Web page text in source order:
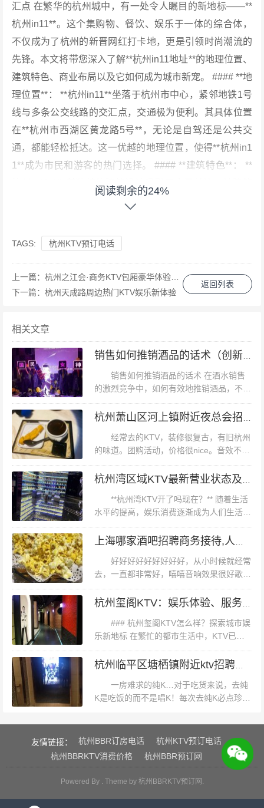
汇点 在繁华的杭州城中，有一处令人瞩目的新地标——**
杭州in11**。这个集购物、餐饮、娱乐于一体的综合体，
不仅成为了杭州的新晋网红打卡地，更是引领时尚潮流的
先锋。本文将带您深入了解**杭州in11地址**的地理位置、
建筑特色、商业布局以及它如何成为城市新宠。 #### **地
理位置**： **杭州in11**坐落于杭州市中心，紧邻地铁1号
线与多条公交线路的交汇点，交通极为便利。其具体位置
在**杭州市西湖区黄龙路5号**，无论是自驾还是公共交
通，都能轻松抵达。这一优越的地理位置，使得**杭州in1
1**成为市民和游客的热门选择。 #### **建筑特色**： **
杭州in11**以其独特的建筑设计吸引了大量关注。该建筑
时分，霓虹灯点亮，更添几分梦幻与浪漫。此外，**杭州i
n11**还设有多个户外广场和休息区，为市民提供了舒适的
休闲空间。 #### **商业布局**： **杭州in11**内部布局合
理，涵盖了多个楼层和不同的功能区。一楼主要是国际知
样的美食；三楼则是娱乐休闲区，包括电影院、KTV等。
此外，这里还设有多个艺术展览和创意市集，为市民提供
了丰富的文化体验。 #### **时尚潮流**： 作为杭州的新地
标，**杭州in11**不仅是一个购物场所，更是时尚潮流的引
领者。这里汇集了众多国际知名品牌和设计师品牌，无论
是服装、鞋包还是配饰，都能在这里找到最新款。此外，*
*杭州in11**还经常举办各类时尚活动和展览，如时装周、
艺术展览等，吸引了大量时尚爱好者前来参观。 #### **案
例分析**： 以某知名时尚品牌为例，该品牌在**杭州in11**
开设了一家旗舰店。通过巧妙的店铺设计和丰富的产品展
示，该店开业不久便成为热门打卡地。此外，该品牌还利
用社交媒体进行宣传，吸引了大量年轻消费者前来购物和
拍照打卡。这一成功案例充分展示了**杭州in11**在引领时
尚潮流方面的实力。 #### **总结**： **杭州in11地址**不
仅是杭州市中心的一处新地标，更是时尚潮流的交汇点。
无论是购物、餐饮还是娱乐休闲，这里都能满足您的需
求。通过独特的建筑设计、合理的商业布局以及丰富的文
化活动，**杭州in11**已成为市民和游客的热门选择。如果
您想体验杭州的时尚与潮流文化，不妨来**杭州in11**一探
究竟！
阅读剩余的24%
TAGS: 杭州KTV预订电话
返回列表
上一篇： 杭州之江会·商务KTV包厢豪华体验与收费详情
下一篇： 杭州天成路周边热门KTV娱乐新体验
相关文章
销售如何推销酒品的话术 在酒水销售
的激烈竞争中，如何有效地推销酒品，不仅
关乎产品的销量，更关乎客户的体验和满意
度。一个优秀的销售人员，不仅要具备丰富
经常去的KTV，装修很复古，有旧杭州
的味道。团购活动，价格很nice。音效不
错。歌库还算比较全。还可以吧服务员态度
不怎么好啤酒是雪花还可以好久以前团的
**杭州湾KTV开了吗现在？** 随着生活
水平的提高，娱乐消费逐渐成为人们生活中
不可或缺的一部分。而KTV作为娱乐休闲的
重要场所，其开业情况一直备受关注。特别
好好好好好好好好好，从小时候就经常
去，一直都非常好，嘻嘻音响效果很好歌很
全环境也很好挺不错的还行吧，随说没有提
前24小时预约，但提前电话过去，说有招聘
### 杭州玺阁KTV怎么样？探索城市娱
乐新地标 在繁忙的都市生活中，KTV已成
为人们放松娱乐、朋友聚会的重要场所。而
位于杭州的玺阁KTV，作为近年来新兴起的
一房难求的纯K…对于吃货来说，去纯
K是吃饭的而不是唱K！每次去纯K必点珍珠
菜单上的一切都是好吃的,闭着眼睛点都不
会踩坑…唱K的设备也还算是上等…但...
友情链接： 杭州BBR订房电话
杭州KTV预订电话
杭州BBRKTV消费价格
杭州BBR预订网
Powered By . Theme by 杭州BBRKTV预订网 .